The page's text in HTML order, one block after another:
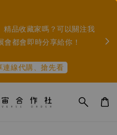
會都會即時分享給你！
連線代購、搶先看